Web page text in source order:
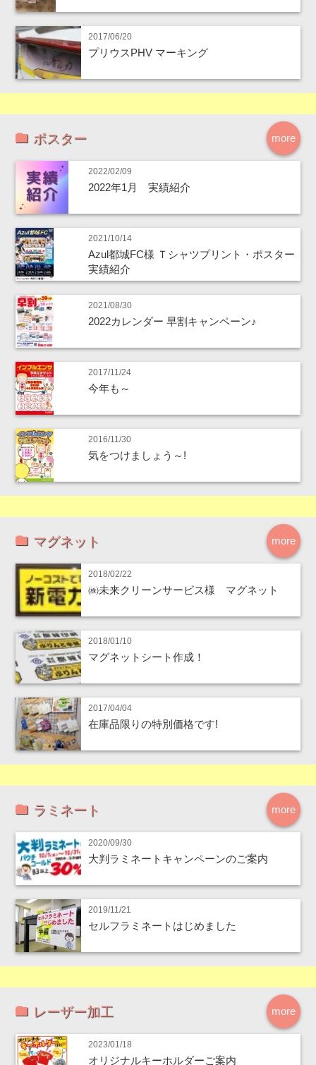
2017/06/20
プリウスPHV マーキング
more
ポスター
2022/02/09
2022年1月 実績紹介
2021/10/14
Azul都城FC様 Ｔシャツプリント・ポスター
実績紹介
2021/08/30
2022カレンダー 早割キャンペーン♪
2017/11/24
今年も～
2016/11/30
気をつけましょう～!
more
マグネット
2018/02/22
㈱未来クリーンサービス様 マグネット
2018/01/10
マグネットシート作成！
2017/04/04
在庫品限りの特別価格です!
more
ラミネート
2020/09/30
大判ラミネートキャンペーンのご案内
2019/11/21
セルフラミネートはじめました
more
レーザー加工
2023/01/18
オリジナルキーホルダーご案内